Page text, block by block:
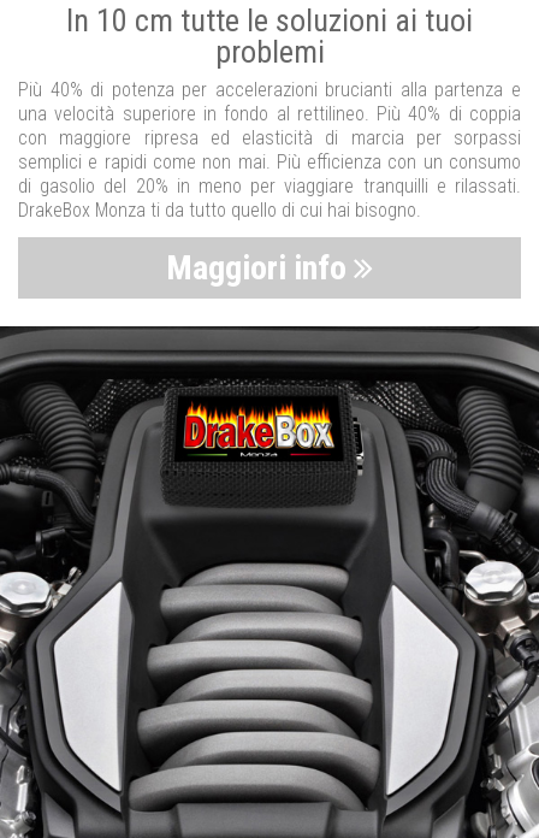
In 10 cm tutte le soluzioni ai tuoi
problemi
Più 40% di potenza per accelerazioni brucianti alla partenza e
una velocità superiore in fondo al rettilineo. Più 40% di coppia
con maggiore ripresa ed elasticità di marcia per sorpassi
semplici e rapidi come non mai. Più efficienza con un consumo
di gasolio del 20% in meno per viaggiare tranquilli e rilassati.
DrakeBox Monza ti da tutto quello di cui hai bisogno.
Maggiori info